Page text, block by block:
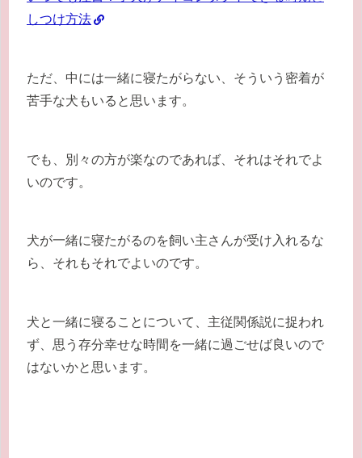
しつけ方法
ただ、中には一緒に寝たがらない、そういう密着が
苦手な犬もいると思います。
でも、別々の方が楽なのであれば、それはそれでよ
いのです。
犬が一緒に寝たがるのを飼い主さんが受け入れるな
ら、それもそれでよいのです。
犬と一緒に寝ることについて、主従関係説に捉われ
ず、思う存分幸せな時間を一緒に過ごせば良いので
はないかと思います。